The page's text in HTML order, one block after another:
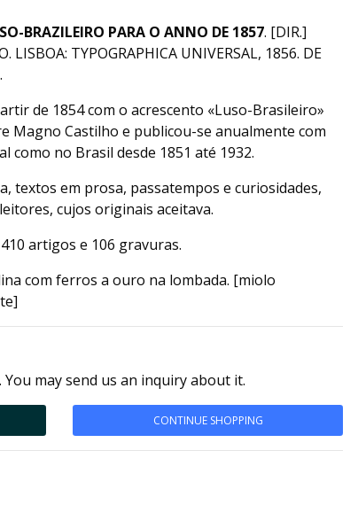
BRAZILEIRO PARA O ANNO DE 1857. [DIR.]
LISBOA: TYPOGRAPHICA UNIVERSAL, 1856. DE
de 1854 com o acrescento «Luso-Brasileiro»
Magno Castilho e publicou-se anualmente com
como no Brasil desde 1851 até 1932.
textos em prosa, passatempos e curiosidades,
cujos originais aceitava.
artigos e 106 gravuras.
com ferros a ouro na lombada. [miolo
may send us an inquiry about it.
CONTINUE SHOPPING